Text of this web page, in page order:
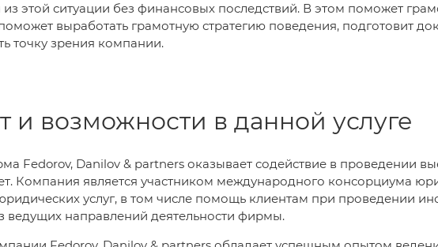
этой ситуации без финансовых последствий. В этом поможет
выработать грамотную стратегию поведения, подготовит
точку зрения компании.
и возможности в данной услуге
Fedorov, Danilov & partners оказывает содействие в проведении
Компания является участником международного консорциума
услуг, в том числе помощь клиентам при проведении
ведущих направлений деятельности фирмы.